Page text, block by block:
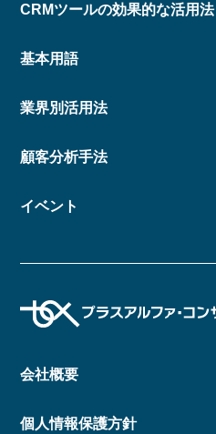
CRMツールの効果的な活用法
基本用語
業界別活用法
顧客分析手法
イベント
会社概要
個人情報保護方針